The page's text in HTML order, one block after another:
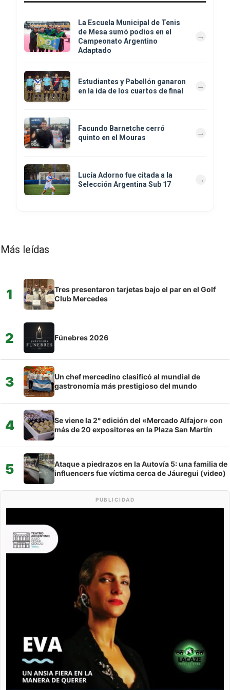
La Escuela Municipal de Tenis
de Mesa sumó podios en el
Campeonato Argentino
Adaptado
Estudiantes y Pabellón ganaron
en la ida de los cuartos de final
Facundo Barnetche cerró
quinto en el Mouras
Lucía Adorno fue citada a la
Selección Argentina Sub 17
Más leídas
1
Tres presentaron tarjetas bajo el par en el Golf
Club Mercedes
2 Fúnebres 2026
3
Un chef mercedino clasificó al mundial de
gastronomía más prestigioso del mundo
4
Se viene la 2° edición del «Mercado Alfajor» con
más de 20 expositores en la Plaza San Martín
5
Ataque a piedrazos en la Autovía 5: una familia de
influencers fue víctima cerca de Jáuregui (video)
PUBLICIDAD